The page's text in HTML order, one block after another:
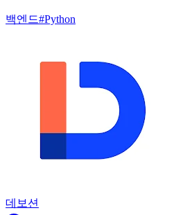
백엔드#Python
데보션